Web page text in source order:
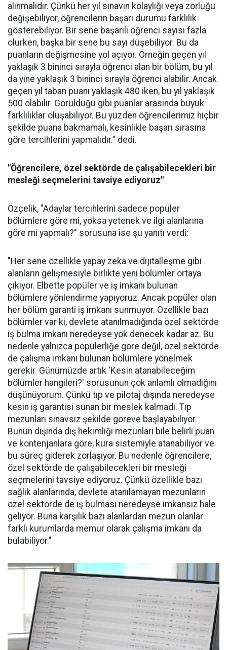
alınmalıdır. Çünkü her yıl sınavın kolaylığı veya zorluğu
değişebiliyor, öğrencilerin başarı durumu farklılık
gösterebiliyor. Bir sene başarılı öğrenci sayısı fazla
olurken, başka bir sene bu sayı düşebiliyor. Bu da
puanların değişmesine yol açıyor. Örneğin geçen yıl
yaklaşık 3 bininci sırayla öğrenci alan bir bölüm, bu yıl
da yine yaklaşık 3 bininci sırayla öğrenci alabilir. Ancak
geçen yıl taban puanı yaklaşık 480 iken, bu yıl yaklaşık
500 olabilir. Görüldüğü gibi puanlar arasında büyük
farklılıklar oluşabiliyor. Bu yüzden öğrencilerimiz hiçbir
şekilde puana bakmamalı, kesinlikle başarı sırasına
göre tercihlerini yapmalıdır." dedi.
"Öğrencilere, özel sektörde de çalışabilecekleri bir
mesleği seçmelerini tavsiye ediyoruz"
Özçelik, "Adaylar tercihlerini sadece popüler
bölümlere göre mi, yoksa yetenek ve ilgi alanlarına
göre mi yapmalı?" sorusuna ise şu yanıtı verdi:
"Her sene özellikle yapay zeka ve dijitalleşme gibi
alanların gelişmesiyle birlikte yeni bölümler ortaya
çıkıyor. Elbette popüler ve iş imkanı bulunan
bölümlere yönlendirme yapıyoruz. Ancak popüler olan
her bölüm garanti iş imkanı sunmuyor. Özellikle bazı
bölümler var ki, devlete atanılmadığında özel sektörde
iş bulma imkanı neredeyse yok denecek kadar az. Bu
nedenle yalnızca popülerliğe göre değil, özel sektörde
de çalışma imkanı bulunan bölümlere yönelmek
gerekir. Günümüzde artık 'Kesin atanabileceğim
bölümler hangileri?' sorusunun çok anlamlı olmadığını
düşünüyorum. Çünkü tıp ve pilotaj dışında neredeyse
kesin iş garantisi sunan bir meslek kalmadı. Tıp
mezunları sınavsız şekilde göreve başlayabiliyor.
Bunun dışında diş hekimliği mezunları bile belirli puan
ve kontenjanlara göre, kura sistemiyle atanabiliyor ve
bu süreç giderek zorlaşıyor. Bu nedenle öğrencilere,
özel sektörde de çalışabilecekleri bir mesleği
seçmelerini tavsiye ediyoruz. Çünkü özellikle bazı
sağlık alanlarında, devlete atanılamayan mezunların
özel sektörde de iş bulması neredeyse imkansız hale
geliyor. Buna karşılık bazı alanlardan mezun olanlar
farklı kurumlarda memur olarak çalışma imkanı da
bulabiliyor."